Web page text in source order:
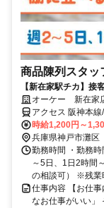
商品陳列スタッ
【新在家駅チカ】接
き方は相談OK♪＞
オーケー 新在家
アクセス 阪神本
六甲道南出口徒歩
時給1,200円～
兵庫県神戸市灘区
勤務時間 ・勤務
～5日、1日2時間
の相談可） ※残業
仕事内容 【お仕
なお仕事がいい」